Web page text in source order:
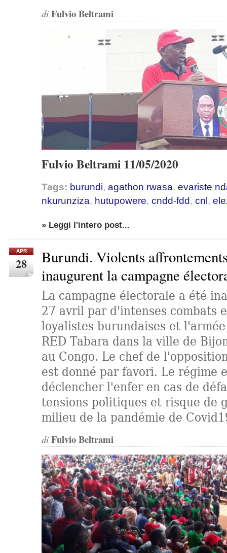
di Fulvio Beltrami
Fulvio Beltrami 11/05/2020
Tags: burundi, agathon rwasa, evariste
nkurunziza, hutupowere, cndd-fdd, cnl,
» Leggi l'intero post...
APR
28
Burundi. Violents
inaugurent la campagne
La campagne électorale a été
27 avril par d'intenses combats
loyalistes burundaises et
RED Tabara dans la ville de
au Congo. Le chef de
est donné par favori. Le régime
déclencher l'enfer en cas de
tensions politiques et risque de
milieu de la pandémie de
di Fulvio Beltrami